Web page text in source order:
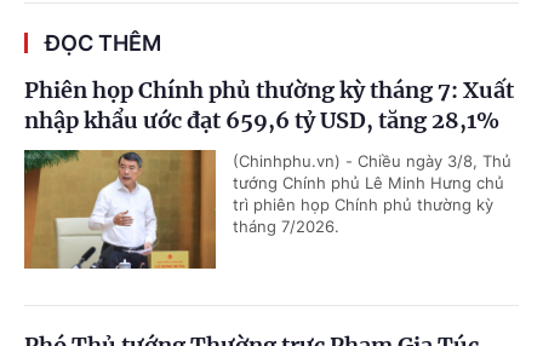
ĐỌC THÊM
Phiên họp Chính phủ thường kỳ tháng 7: Xuất
nhập khẩu ước đạt 659,6 tỷ USD, tăng 28,1%
(Chinhphu.vn) - Chiều ngày 3/8, Thủ
tướng Chính phủ Lê Minh Hưng chủ
trì phiên họp Chính phủ thường kỳ
tháng 7/2026.